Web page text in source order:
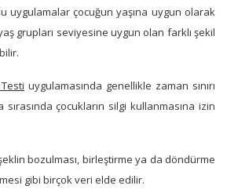
uygulamalar çocuğun yaşına uygun olarak
grupları seviyesine uygun olan farklı şekil
uygulamasında genellikle zaman sınırı
çocukların silgi kullanmasına izin
bozulması, birleştirme ya da döndürme
gibi birçok veri elde edilir.